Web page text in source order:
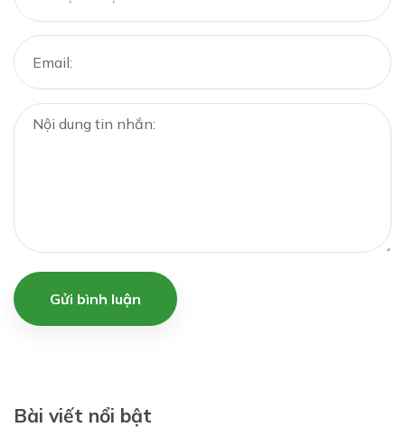
Gửi bình luận
Bài viết nổi bật